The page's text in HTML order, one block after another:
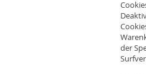
der